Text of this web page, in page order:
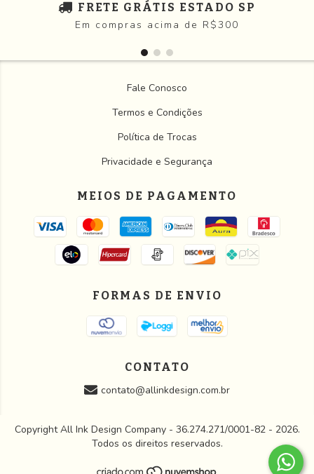
FRETE GRÁTIS ESTADO SP
Em compras acima de R$300
Fale Conosco
Termos e Condições
Política de Trocas
Privacidade e Segurança
MEIOS DE PAGAMENTO
FORMAS DE ENVIO
CONTATO
contato@allinkdesign.com.br
Copyright All Ink Design Company - 36.274.271/0001-82 - 2026.
Todos os direitos reservados.